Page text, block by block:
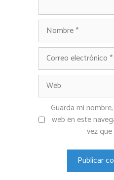
Guarda mi
web en este
vez